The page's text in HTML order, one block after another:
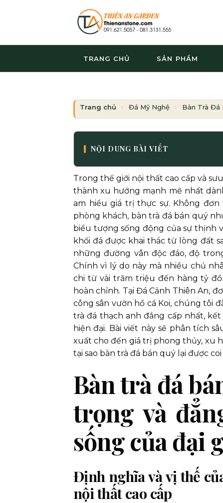
dung
TRANG CHỦ SẢN PHẨM
Trang chủ Đá Mỹ Nghệ Bàn Trà Đá
NỘI DUNG BÀI VIẾT
Trong thế giới nội thất cao cấp và
thành xu hướng mạnh mẽ nhất
am hiểu giá trị thực sự. Không
phòng khách, bàn trà đá bán quý
biểu tượng sống động của sự thịnh
khối đá được khai thác từ lòng đất
những đường vân độc đáo, độ
Chính vì lý do này mà nhiều chủ
chi từ vài trăm triệu đến hàng tỷ
hoàn chỉnh. Tại Đá Cảnh Thiên An,
công sân vườn hồ cá Koi, chúng tôi
trà đá thạch anh đẳng cấp nhất,
hiện đại. Bài viết này sẽ phân tích
xuất cho đến giá trị phong thủy, xu
tại sao bàn trà đá bán quý lại được
Bàn trà đá
trọng và
sống của đại
Định nghĩa và vị thế
nội thất cao cấp